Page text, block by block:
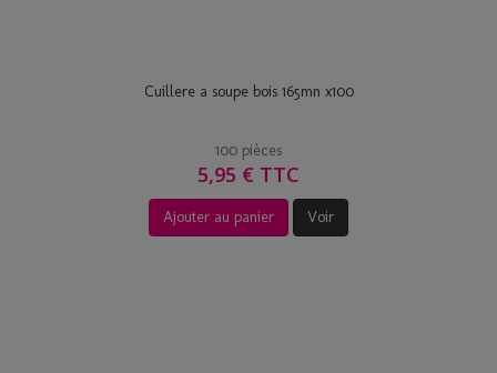
Cuillere a soupe bois 165mn x100
100 pièces
5,95 € TTC
Ajouter au panier Voir